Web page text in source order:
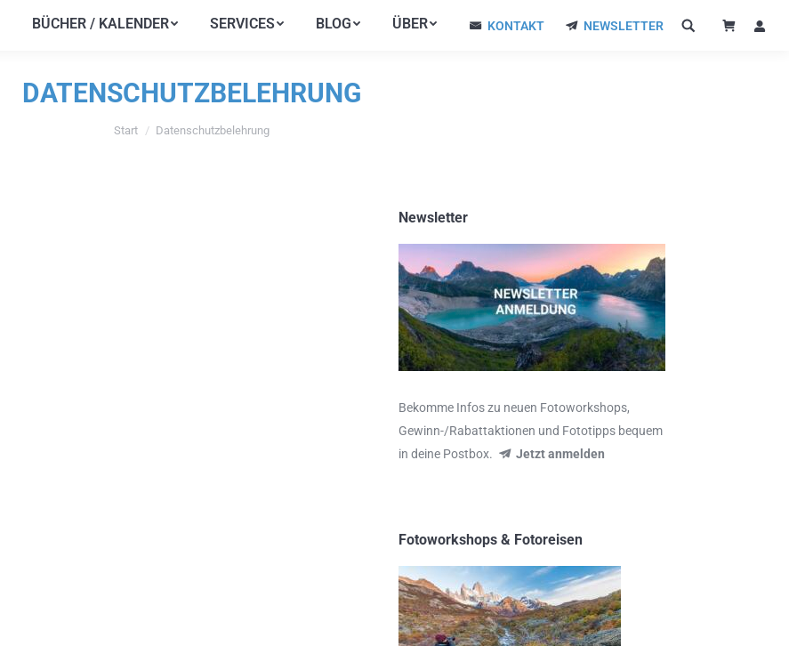
BÜCHER / KALENDER SERVICES BLOG ÜBER KONTAKT NEWSLETTER
DATENSCHUTZBELEHRUNG
Sie befinden sich hier:
Start Datenschutzbelehrung
Newsletter
Bekomme Infos zu neuen Fotoworkshops,
Gewinn-/Rabattaktionen und Fototipps bequem
in deine Postbox.
Jetzt anmelden
Fotoworkshops & Fotoreisen
BÜCHER / KALENDER SERVICES BLOG ÜBER KONTAKT NEWSLETTER